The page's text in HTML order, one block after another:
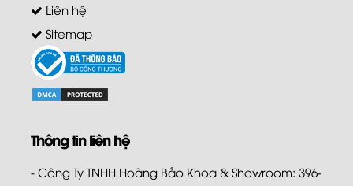
Liên hệ
Sitemap
Thông tin liên hệ
- Công Ty TNHH Hoàng Bảo Khoa & Showroom: 396-